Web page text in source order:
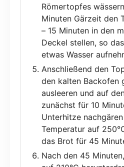
Römertopfes
Minuten Gärzeit den
– 15 Minuten in den
Deckel stellen, so
etwas Wasser
Anschließend den
den kalten Backofen
ausleeren und auf
zunächst für 10
Unterhitze
Temperatur auf
das Brot für 45
Nach den 45